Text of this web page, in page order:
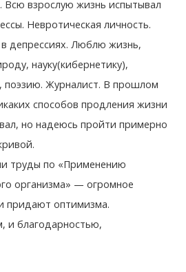
Всю взрослую жизнь испытывал
Невротическая личность.
депрессиях. Люблю жизнь,
науку(кибернетику),
Журналист. В прошлом
способов продления жизни
но надеюсь пройти примерно
труды по «Применению
организма» — огромное
придают оптимизма.
и благодарностью,